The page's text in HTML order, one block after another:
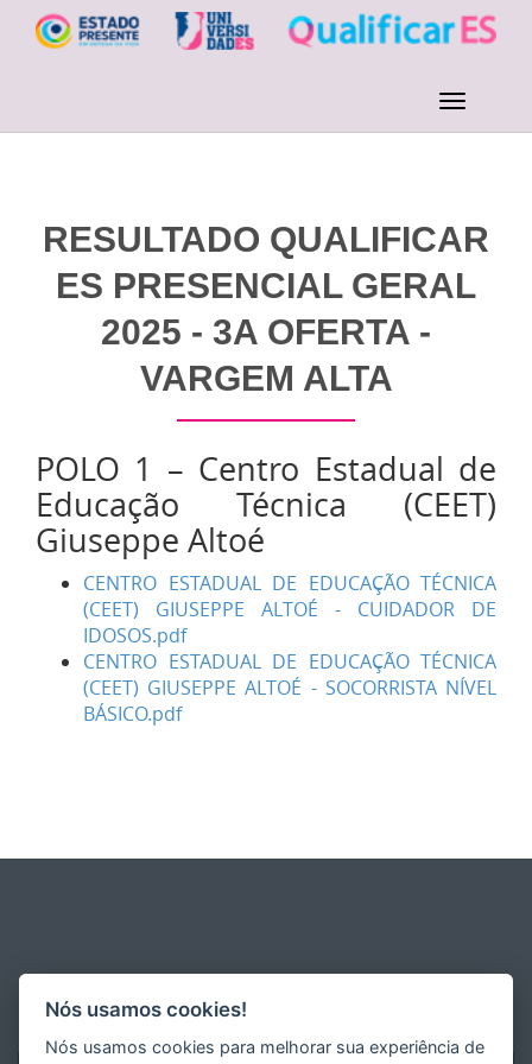
RESULTADO QUALIFICAR
ES PRESENCIAL GERAL
2025 - 3A OFERTA -
VARGEM ALTA
POLO 1 – Centro Estadual de
Educação Técnica (CEET)
Giuseppe Altoé
CENTRO ESTADUAL DE EDUCAÇÃO TÉCNICA
(CEET) GIUSEPPE ALTOÉ - CUIDADOR DE
IDOSOS.pdf
CENTRO ESTADUAL DE EDUCAÇÃO TÉCNICA
(CEET) GIUSEPPE ALTOÉ - SOCORRISTA NÍVEL
BÁSICO.pdf
Nós usamos cookies!
Nós usamos cookies para melhorar sua experiência de